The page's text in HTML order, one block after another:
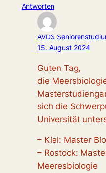
Antworten
AVDS
15. August 2024
Guten Tag,
die
sich die
Universität
– Kiel: Master
– Rostock:
Meeresbiologie